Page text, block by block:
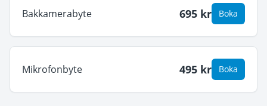
Bakkamerabyte 695 kr Boka
Mikrofonbyte 495 kr Boka